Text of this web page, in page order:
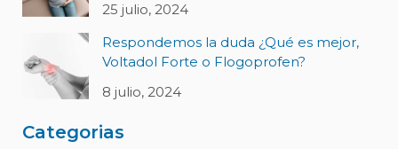
25 julio, 2024
Respondemos la duda ¿Qué es mejor,
Voltadol Forte o Flogoprofen?
8 julio, 2024
Categorias